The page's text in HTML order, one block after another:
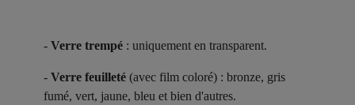
- Verre trempé : uniquement en transparent.
- Verre feuilleté (avec film coloré) : bronze, gris
fumé, vert, jaune, bleu et bien d'autres.